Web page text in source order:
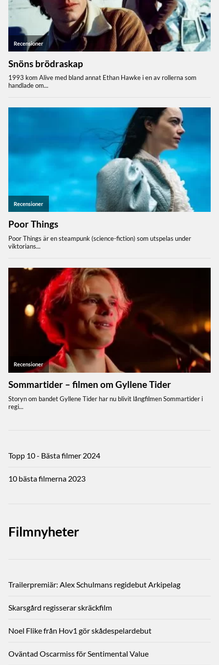
Topp 10 - Bästa filmer 2024
10 bästa filmerna 2023
Filmnyheter
Trailerpremiär: Alex Schulmans regidebut Arkipelag
Skarsgård regisserar skräckfilm
Noel Flike från Hov1 gör skådespelardebut
Oväntad Oscarmiss för Sentimental Value